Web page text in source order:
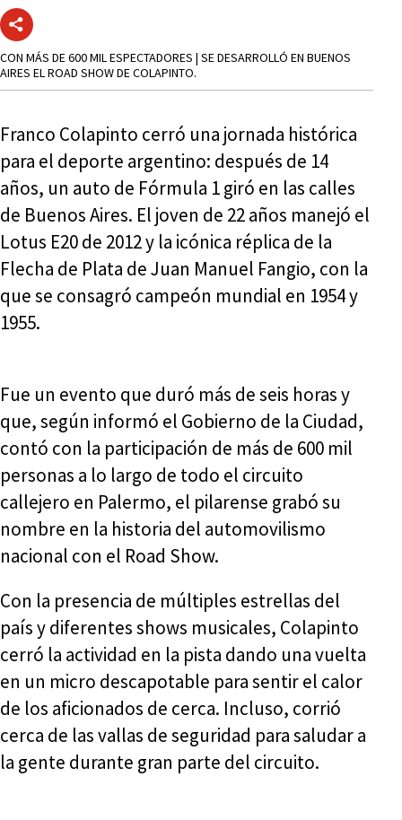
CON MÁS DE 600 MIL ESPECTADORES | SE DESARROLLÓ EN BUENOS
AIRES EL ROAD SHOW DE COLAPINTO.
Franco Colapinto cerró una jornada histórica
para el deporte argentino: después de 14
años, un auto de Fórmula 1 giró en las calles
de Buenos Aires. El joven de 22 años manejó el
Lotus E20 de 2012 y la icónica réplica de la
Flecha de Plata de Juan Manuel Fangio, con la
que se consagró campeón mundial en 1954 y
1955.
Fue un evento que duró más de seis horas y
que, según informó el Gobierno de la Ciudad,
contó con la participación de más de 600 mil
personas a lo largo de todo el circuito
callejero en Palermo, el pilarense grabó su
nombre en la historia del automovilismo
nacional con el Road Show.
Con la presencia de múltiples estrellas del
país y diferentes shows musicales, Colapinto
cerró la actividad en la pista dando una vuelta
en un micro descapotable para sentir el calor
de los aficionados de cerca. Incluso, corrió
cerca de las vallas de seguridad para saludar a
la gente durante gran parte del circuito.